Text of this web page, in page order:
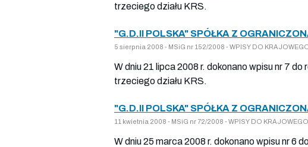
trzeciego działu KRS.
"G.D.II POLSKA" SPÓŁKA Z
5 sierpnia 2008 - MSiG nr 152/2008 - WPISY DO
W dniu 21 lipca 2008 r. dokonano wpisu nr 7
trzeciego działu KRS.
"G.D.II POLSKA" SPÓŁKA Z
11 kwietnia 2008 - MSiG nr 72/2008 - WPISY DO
W dniu 25 marca 2008 r. dokonano wpisu nr 6